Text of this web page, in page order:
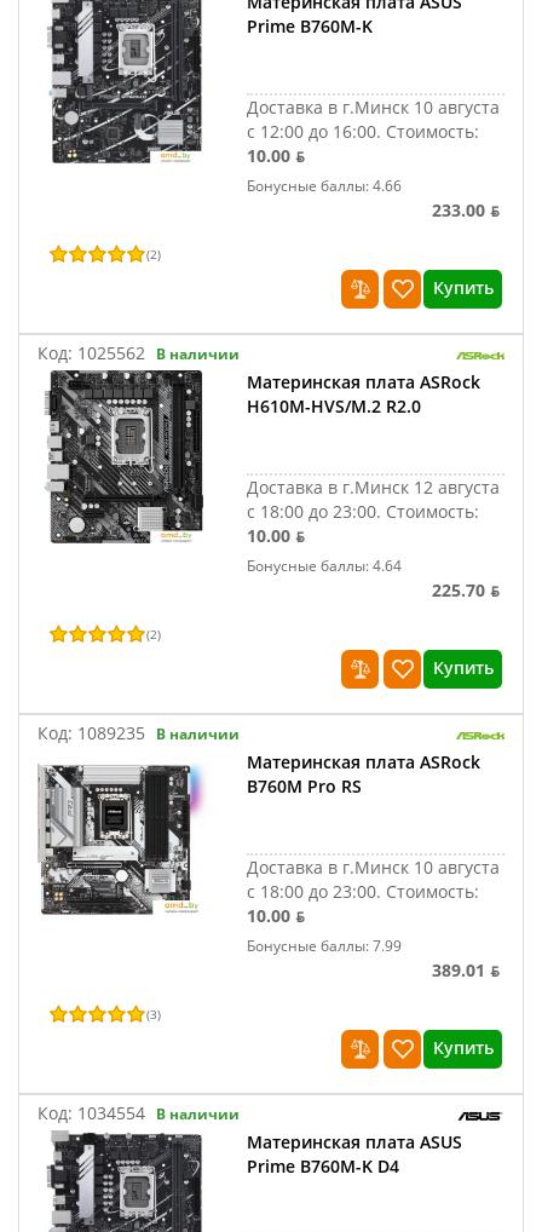
Prime B760M-K
Доставка в г.Минск 10 августа
с 12:00 до 16:00. Стоимость:
10.00 ƃ
Бонусные баллы: 4.66
233.00 ƃ
(2)
Купить
Код: 1025562 В наличии
Материнская плата ASRock
H610M-HVS/M.2 R2.0
Доставка в г.Минск 12 августа
с 18:00 до 23:00. Стоимость:
10.00 ƃ
Бонусные баллы: 4.64
225.70 ƃ
(2)
Купить
Код: 1089235 В наличии
Материнская плата ASRock
B760M Pro RS
Доставка в г.Минск 10 августа
с 18:00 до 23:00. Стоимость:
10.00 ƃ
Бонусные баллы: 7.99
389.01 ƃ
(3)
Купить
Код: 1034554 В наличии
Материнская плата ASUS
Prime B760M-K D4